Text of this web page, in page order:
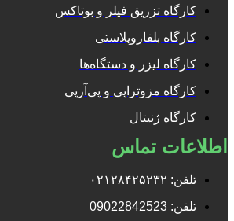
کارگاه تزریق فیلر و بوتاکس
کارگاه بلفاروپلاستی
کارگاه لیزر و دستگاه‌ها
کارگاه مزوتراپی و پی‌آرپی
کارگاه ژنیتال
اطلاعات تماس
تلفن: ۰۲۱۲۸۴۲۵۲۳۲
تلفن: 09022842523